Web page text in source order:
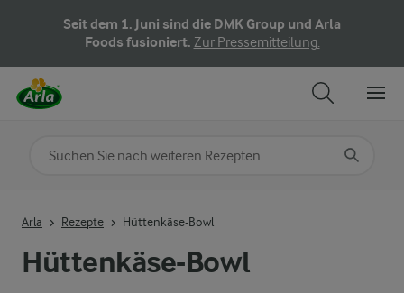
Seit dem 1. Juni sind die DMK Group und Arla
Foods fusioniert. Zur Pressemitteilung.
Hüttenkäse-Bowl
Arla Rezepte Hüttenkäse-Bowl
Nach Kategorie suchen